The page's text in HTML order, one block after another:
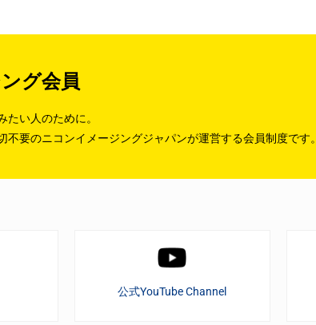
グ会員
たい人のために。
不要のニコンイメージングジャパンが運営する会員制度です。
公式YouTube Channel